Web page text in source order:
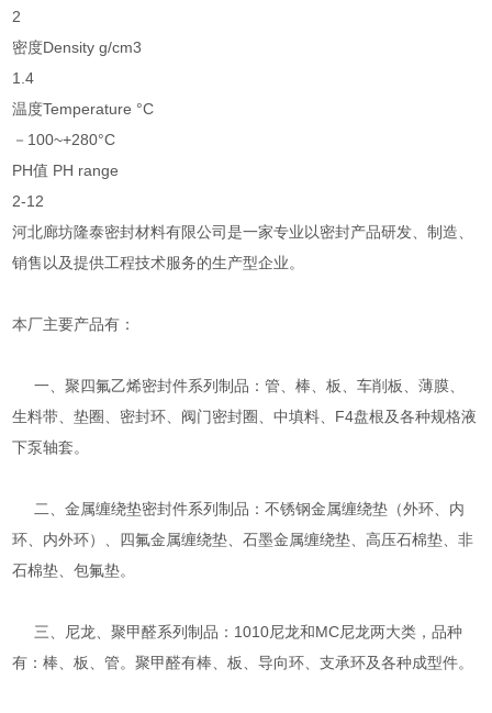
2
密度Density g/cm3
1.4
温度Temperature °C
－100~+280°C
PH值 PH range
2-12
河北廊坊隆泰密封材料有限公司是一家专业以密封产品研发、制造、
销售以及提供工程技术服务的生产型企业。
本厂主要产品有：
一、聚四氟乙烯密封件系列制品：管、棒、板、车削板、薄膜、
生料带、垫圈、密封环、阀门密封圈、中填料、F4盘根及各种规格液
下泵轴套。
二、金属缠绕垫密封件系列制品：不锈钢金属缠绕垫（外环、内
环、内外环）、四氟金属缠绕垫、石墨金属缠绕垫、高压石棉垫、非
石棉垫、包氟垫。
三、尼龙、聚甲醛系列制品：1010尼龙和MC尼龙两大类，品种
有：棒、板、管。聚甲醛有棒、板、导向环、支承环及各种成型件。